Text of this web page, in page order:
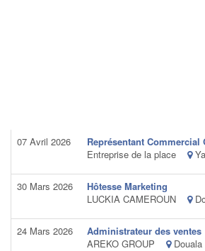
07 Avril 2026
Représentant Commercial
Entreprise de la place
30 Mars 2026
Hôtesse Marketing
LUCKIA CAMEROUN
24 Mars 2026
Administrateur des ventes
AREKO GROUP
Douala